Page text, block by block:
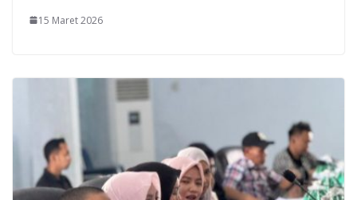
15 Maret 2026